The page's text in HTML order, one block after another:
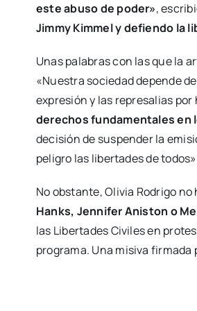
este abuso de poder»,
Jimmy Kimmel y defiendo la
Unas palabras con las que la
«Nuestra sociedad depende
expresión y las represalias
derechos fundamentales en
decisión de suspender la
peligro las libertades de
No obstante, Olivia Rodrigo
Hanks, Jennifer Aniston o
las Libertades Civiles en
programa. Una misiva